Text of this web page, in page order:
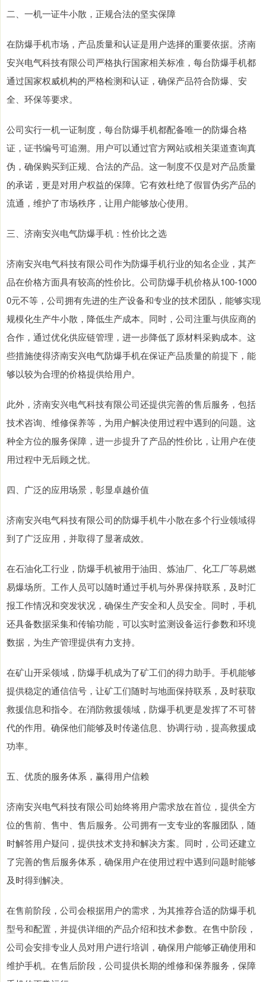
二、一机一证牛小散，正规合法的坚实保障
在防爆手机市场，产品质量和认证是用户选择的重要依据。济南
安兴电气科技有限公司严格执行国家相关标准，每台防爆手机都
通过国家权威机构的严格检测和认证，确保产品符合防爆、安
全、环保等要求。
公司实行一机一证制度，每台防爆手机都配备唯一的防爆合格
证，证书编号可追溯。用户可以通过官方网站或相关渠道查询真
伪，确保购买到正规、合法的产品。这一制度不仅是对产品质量
的承诺，更是对用户权益的保障。它有效杜绝了假冒伪劣产品的
流通，维护了市场秩序，让用户能够放心使用。
三、济南安兴电气防爆手机：性价比之选
济南安兴电气科技有限公司作为防爆手机行业的知名企业，其产
品在价格方面具有较高的性价比。公司防爆手机价格从100-1000
0元不等，公司拥有先进的生产设备和专业的技术团队，能够实现
规模化生产牛小散，降低生产成本。同时，公司注重与供应商的
合作，通过优化供应链管理，进一步降低了原材料采购成本。这
些措施使得济南安兴电气防爆手机在保证产品质量的前提下，能
够以较为合理的价格提供给用户。
此外，济南安兴电气科技有限公司还提供完善的售后服务，包括
技术咨询、维修保养等，为用户解决使用过程中遇到的问题。这
种全方位的服务保障，进一步提升了产品的性价比，让用户在使
用过程中无后顾之忧。
四、广泛的应用场景，彰显卓越价值
济南安兴电气科技有限公司的防爆手机牛小散在多个行业领域得
到了广泛应用，并取得了显著成效。
在石油化工行业，防爆手机被用于油田、炼油厂、化工厂等易燃
易爆场所。工作人员可以随时通过手机与外界保持联系，及时汇
报工作情况和突发状况，确保生产安全和人员安全。同时，手机
还具备数据采集和传输功能，可以实时监测设备运行参数和环境
数据，为生产管理提供有力支持。
在矿山开采领域，防爆手机成为了矿工们的得力助手。手机能够
提供稳定的通信信号，让矿工们随时与地面保持联系，及时获取
救援信息和指令。在消防救援领域，防爆手机更是发挥了不可替
代的作用。确保他们能够及时传递信息、协调行动，提高救援成
功率。
五、优质的服务体系，赢得用户信赖
济南安兴电气科技有限公司始终将用户需求放在首位，提供全方
位的售前、售中、售后服务。公司拥有一支专业的客服团队，随
时解答用户疑问，提供技术支持和解决方案。同时，公司还建立
了完善的售后服务体系，确保用户在使用过程中遇到问题时能够
及时得到解决。
在售前阶段，公司会根据用户的需求，为其推荐合适的防爆手机
型号和配置，并提供详细的产品介绍和技术参数。在售中阶段，
公司会安排专业人员对用户进行培训，确保用户能够正确使用和
维护手机。在售后阶段，公司提供长期的维修和保养服务，保障